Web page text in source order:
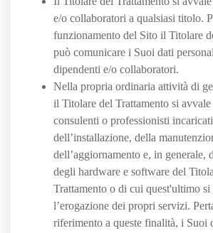
e/o collaboratori a qualsiasi titolo.
funzionamento del Sito il Titolare
può comunicare i Suoi dati
dipendenti e/o collaboratori.
Nella propria ordinaria attività di
il Titolare del Trattamento si avvale
consulenti o professionisti incaricati
dell’installazione, della
dell’aggiornamento e, in generale,
degli hardware e software del
Trattamento o di cui quest'ultimo si
l’erogazione dei propri servizi.
riferimento a queste finalità, i Suoi